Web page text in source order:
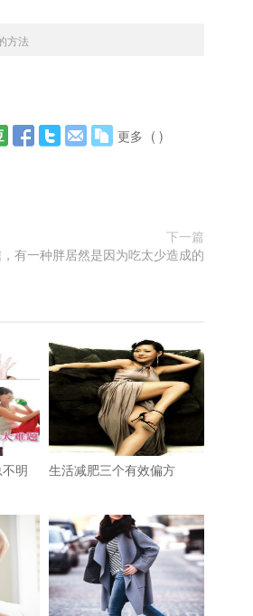
方法
更多 ( )
下一篇
有一种胖居然是因为吃太少造成的
明
生活减肥三个有效偏方